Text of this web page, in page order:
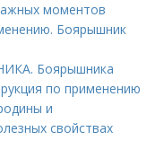
моментов
Боярышник
Боярышника
по применению
и
свойствах